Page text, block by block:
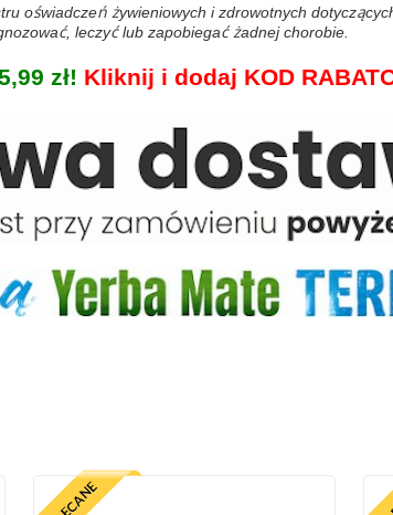
oświadczeń żywieniowych i zdrowotnych
leczyć lub zapobiegać żadnej chorobie.
zł! Kliknij i dodaj KOD